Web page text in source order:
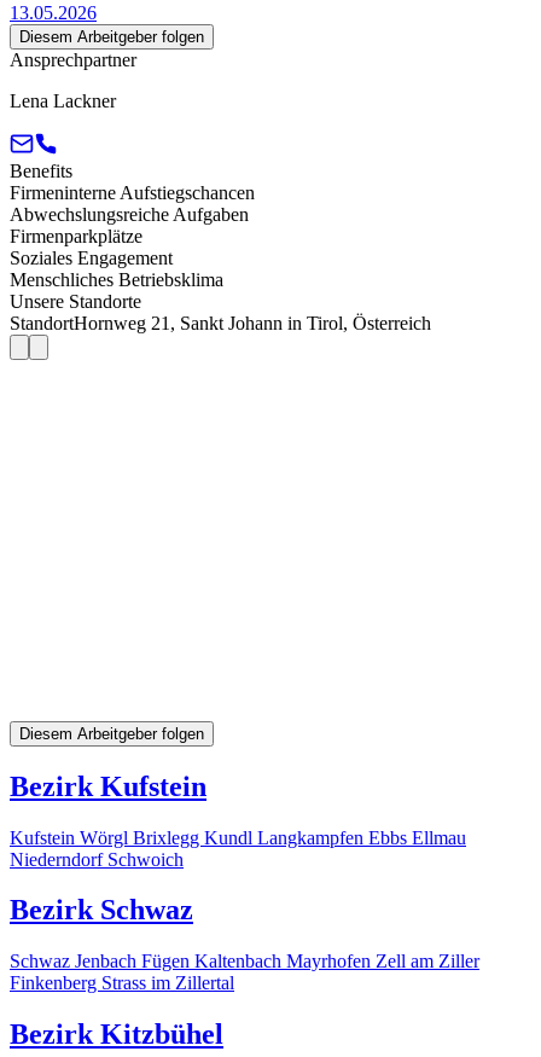
13.05.2026
Diesem Arbeitgeber folgen
Ansprechpartner
Lena Lackner
Benefits
Firmeninterne Aufstiegschancen
Abwechslungsreiche Aufgaben
Firmenparkplätze
Soziales Engagement
Menschliches Betriebsklima
Unsere Standorte
StandortHornweg 21, Sankt Johann in Tirol, Österreich
Diesem Arbeitgeber folgen
Bezirk Kufstein
Kufstein Wörgl Brixlegg Kundl Langkampfen Ebbs Ellmau
Niederndorf Schwoich
Bezirk Schwaz
Schwaz Jenbach Fügen Kaltenbach Mayrhofen Zell am Ziller
Finkenberg Strass im Zillertal
Bezirk Kitzbühel